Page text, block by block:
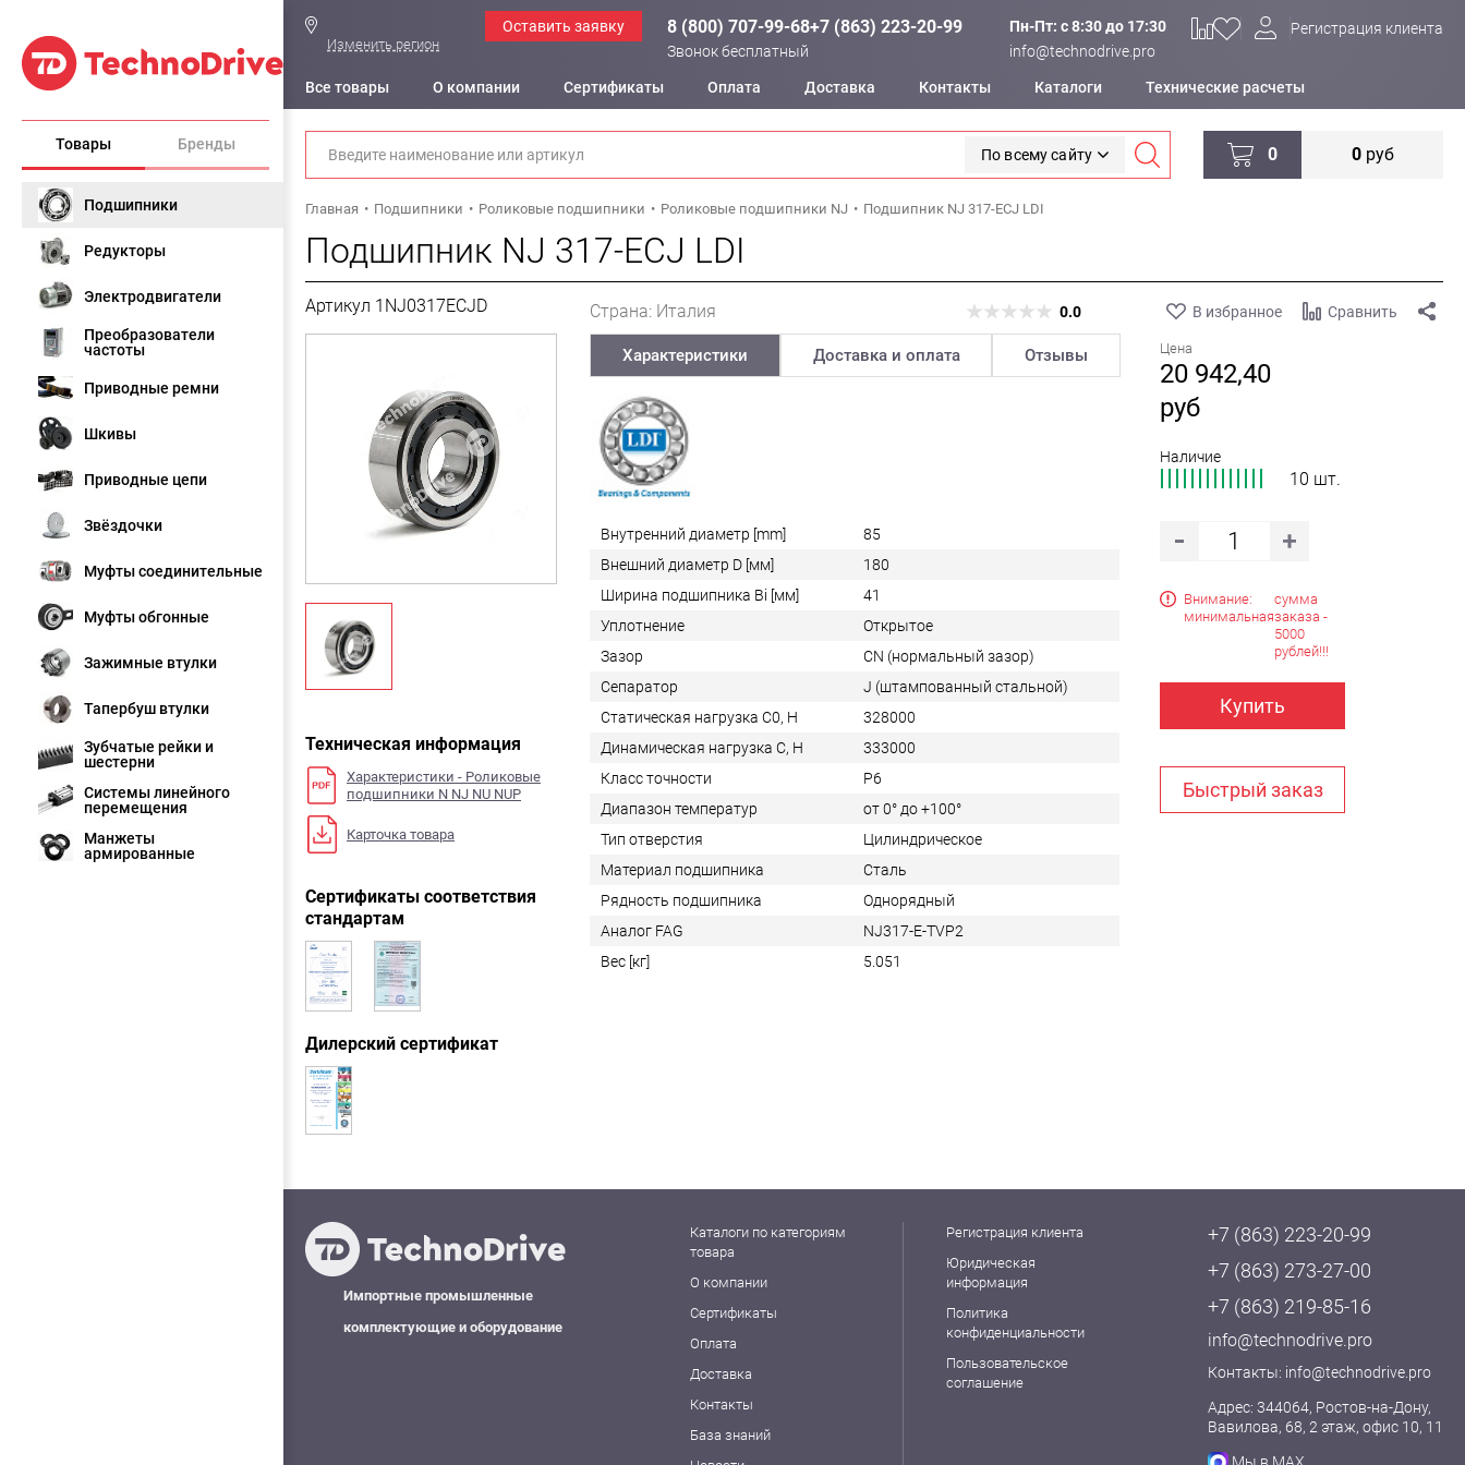
Товары Бренды
Подшипники
Редукторы
Электродвигатели
Преобразователи
частоты
Приводные ремни
Шкивы
Приводные цепи
Звёздочки
Муфты соединительные
Муфты обгонные
Зажимные втулки
Тапербуш втулки
Зубчатые рейки и
шестерни
Системы линейного
перемещения
Манжеты
армированные
Изменить регион
Оставить заявку 8 (800) 707-99-68+7 (863) 223-20-99
Звонок бесплатный
Пн-Пт: c 8:30 до 17:30
info@technodrive.pro
Регистрация клиента
Все товары О компании Сертификаты Оплата Доставка Контакты Каталоги Технические расчеты
По всему сайту 0 0руб
Главная Подшипники Роликовые подшипники Роликовые подшипники NJ Подшипник NJ 317-ECJ LDI
Подшипник NJ 317-ECJ LDI
Артикул 1NJ0317ECJD Страна: Италия 0.0 В избранное Сравнить
Техническая информация
Характеристики - Роликовые
подшипники N NJ NU NUP
Карточка товара
Сертификаты соответствия
стандартам
Дилерский сертификат
Цена
20 942,40
руб
Наличие
10 шт.
Внимание:
минимальная
сумма
заказа -
5000
рублей!!!
Купить
Быстрый заказ
Характеристики Доставка и оплата Отзывы
Внутренний диаметр [mm]
85
Внешний диаметр D [мм]
180
Ширина подшипника Bi [мм]
41
Уплотнение
Открытое
Зазор
CN (нормальный зазор)
Сепаратор
J (штампованный стальной)
Статическая нагрузка C0, Н
328000
Динамическая нагрузка C, Н
333000
Класс точности
P6
Диапазон температур
от 0° до +100°
Тип отверстия
Цилиндрическое
Материал подшипника
Сталь
Рядность подшипника
Однорядный
Аналог FAG
NJ317-E-TVP2
Вес [кг]
5.051
Импортные промышленные
комплектующие и оборудование
Каталоги по категориям
товара
О компании
Сертификаты
Оплата
Доставка
Контакты
База знаний
Регистрация клиента
Юридическая
информация
Политика
конфиденциальности
Пользовательское
соглашение
+7 (863) 223-20-99
+7 (863) 273-27-00
+7 (863) 219-85-16
info@technodrive.pro
Контакты: info@technodrive.pro
Адрес: 344064, Ростов-на-Дону,
Вавилова, 68, 2 этаж, офис 10, 11